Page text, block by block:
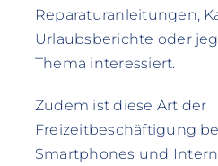
Reparaturanleitungen,
Urlaubsberichte oder
Thema interessiert.
Zudem ist diese Art der
Freizeitbeschäftigung
Smartphones und